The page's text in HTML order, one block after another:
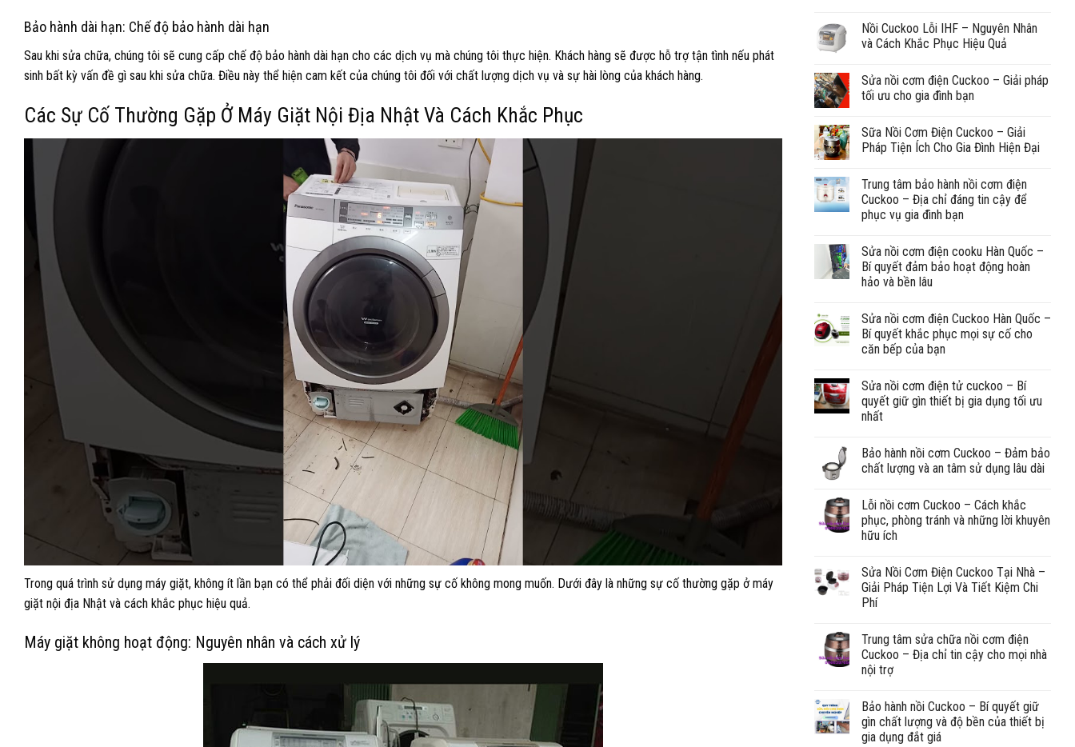
Bảo hành dài hạn: Chế độ bảo hành dài hạn
Sau khi sửa chữa, chúng tôi sẽ cung cấp chế độ bảo hành dài hạn cho các dịch vụ mà chúng tôi thực hiện. Khách hàng sẽ được hỗ trợ tận tình nếu phát
sinh bất kỳ vấn đề gì sau khi sửa chữa. Điều này thể hiện cam kết của chúng tôi đối với chất lượng dịch vụ và sự hài lòng của khách hàng.
Các Sự Cố Thường Gặp Ở Máy Giặt Nội Địa Nhật Và Cách Khắc Phục
Trong quá trình sử dụng máy giặt, không ít lần bạn có thể phải đối diện với những sự cố không mong muốn. Dưới đây là những sự cố thường gặp ở máy
giặt nội địa Nhật và cách khắc phục hiệu quả.
Máy giặt không hoạt động: Nguyên nhân và cách xử lý
Nồi Cuckoo Lỗi IHF – Nguyên Nhân
và Cách Khắc Phục Hiệu Quả
Sửa nồi cơm điện Cuckoo – Giải pháp
tối ưu cho gia đình bạn
Sữa Nồi Cơm Điện Cuckoo – Giải
Pháp Tiện Ích Cho Gia Đình Hiện Đại
Trung tâm bảo hành nồi cơm điện
Cuckoo – Địa chỉ đáng tin cậy để
phục vụ gia đình bạn
Sửa nồi cơm điện cooku Hàn Quốc –
Bí quyết đảm bảo hoạt động hoàn
hảo và bền lâu
Sửa nồi cơm điện Cuckoo Hàn Quốc –
Bí quyết khắc phục mọi sự cố cho
căn bếp của bạn
Sửa nồi cơm điện tử cuckoo – Bí
quyết giữ gìn thiết bị gia dụng tối ưu
nhất
Bảo hành nồi cơm Cuckoo – Đảm bảo
chất lượng và an tâm sử dụng lâu dài
Lỗi nồi cơm Cuckoo – Cách khắc
phục, phòng tránh và những lời khuyên
hữu ích
Sửa Nồi Cơm Điện Cuckoo Tại Nhà –
Giải Pháp Tiện Lợi Và Tiết Kiệm Chi
Phí
Trung tâm sửa chữa nồi cơm điện
Cuckoo – Địa chỉ tin cậy cho mọi nhà
nội trợ
Bảo hành nồi Cuckoo – Bí quyết giữ
gìn chất lượng và độ bền của thiết bị
gia dụng đắt giá